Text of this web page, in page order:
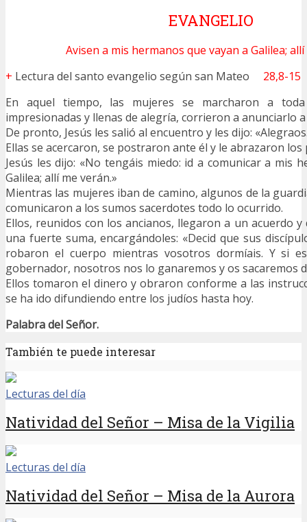
EVANGELIO
Avisen a mis hermanos que vayan a Galilea;
+ Lectura del santo evangelio según san Mateo 28,8-15
En aquel tiempo, las mujeres se marcharon a
impresionadas y llenas de alegría, corrieron a anunciarlo
De pronto, Jesús les salió al encuentro y les dijo:
Ellas se acercaron, se postraron ante él y le abrazaron los
Jesús les dijo: «No tengáis miedo: id a comunicar a mis
Galilea; allí me verán.»
Mientras las mujeres iban de camino, algunos de la
comunicaron a los sumos sacerdotes todo lo ocurrido.
Ellos, reunidos con los ancianos, llegaron a un acuerdo
una fuerte suma, encargándoles: «Decid que sus
robaron el cuerpo mientras vosotros dormíais. Y si
gobernador, nosotros nos lo ganaremos y os sacaremos
Ellos tomaron el dinero y obraron conforme a las
se ha ido difundiendo entre los judíos hasta hoy.
Palabra del Señor.
También te puede interesar
Lecturas del día
Natividad del Señor – Misa de la Vigilia
Lecturas del día
Natividad del Señor – Misa de la Aurora